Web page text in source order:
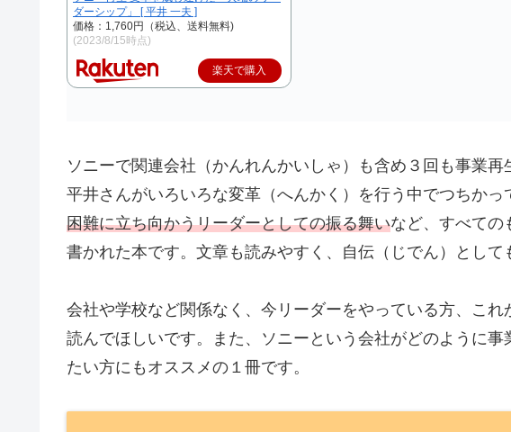
ダーシップ」 [ 平井 一夫 ]
価格：1,760円（税込、送料無料)
(2023/8/15時点)
楽天で購入
ソニーで関連会社（かんれんかいしゃ）も含め３回も事業
平井さんがいろいろな変革（へんかく）を行う中でつちかっ
困難に立ち向かうリーダーとしての振る舞いなど、すべての
書かれた本です。文章も読みやすく、自伝（じでん）として
会社や学校など関係なく、今リーダーをやっている方、こ
読んでほしいです。また、ソニーという会社がどのように
たい方にもオススメの１冊です。